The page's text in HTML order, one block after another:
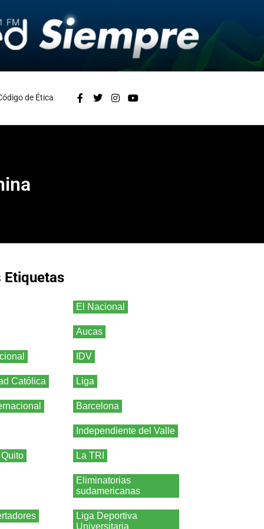
de Ética
Etiquetas
El Nacional
Aucas
IDV
Católica Liga
Barcelona
Independiente del Valle
La TRI
Eliminatorias
sudamericanas
Liga Deportiva
Universitaria